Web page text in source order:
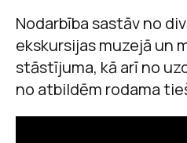
Nodarbība sastāv no
ekskursijas muzejā un
stāstījuma, kā arī no
no atbildēm rodama